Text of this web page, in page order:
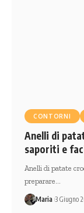
CONTORNI
Anelli di
saporiti e
Anelli di patate
preparare…
Maria 3 Giugno